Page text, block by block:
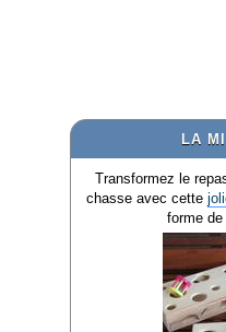
LA
Transformez le
chasse avec cette
forme